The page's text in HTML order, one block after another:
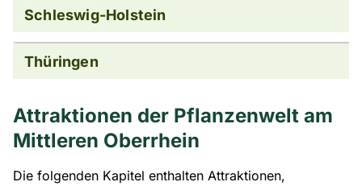
Schleswig-Holstein
Thüringen
Attraktionen der Pflanzenwelt am
Mittleren Oberrhein
Die folgenden Kapitel enthalten Attraktionen,